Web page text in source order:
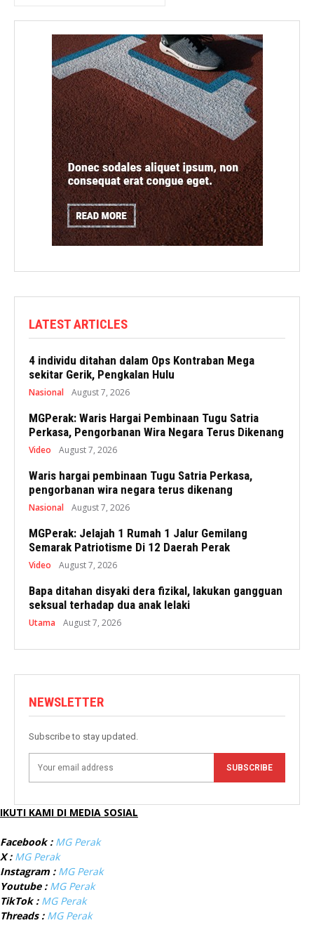
LATEST ARTICLES
4 individu ditahan dalam Ops Kontraban Mega
sekitar Gerik, Pengkalan Hulu
Nasional August 7, 2026
MGPerak: Waris Hargai Pembinaan Tugu Satria
Perkasa, Pengorbanan Wira Negara Terus Dikenang
Video August 7, 2026
Waris hargai pembinaan Tugu Satria Perkasa,
pengorbanan wira negara terus dikenang
Nasional August 7, 2026
MGPerak: Jelajah 1 Rumah 1 Jalur Gemilang
Semarak Patriotisme Di 12 Daerah Perak
Video August 7, 2026
Bapa ditahan disyaki dera fizikal, lakukan gangguan
seksual terhadap dua anak lelaki
Utama August 7, 2026
NEWSLETTER
Subscribe to stay updated.
SUBSCRIBE
IKUTI KAMI DI MEDIA SOSIAL
Facebook : MG Perak
X : MG Perak
Instagram : MG Perak
Youtube : MG Perak
TikTok : MG Perak
Threads : MG Perak